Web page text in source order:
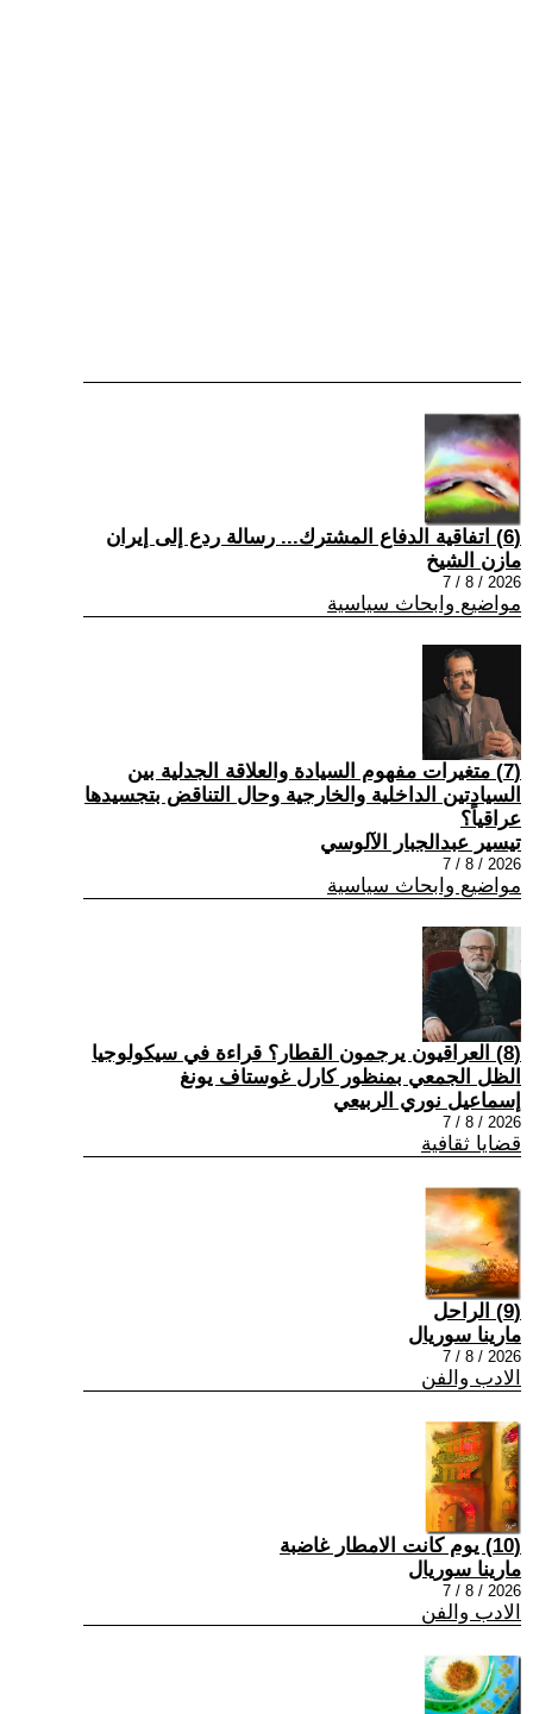
(6) اتفاقية الدفاع المشترك... رسالة ردع إلى إيران
مازن الشيخ
2026 / 8 / 7
مواضيع وابحاث سياسية
(7) متغيرات مفهوم السيادة والعلاقة الجدلية بين
السيادتين الداخلية والخارجية وحال التناقض بتجسيدها
عراقياً؟
تيسير عبدالجبار الآلوسي
2026 / 8 / 7
مواضيع وابحاث سياسية
(8) العراقيون يرجمون القطار؟ قراءة في سيكولوجيا
الظل الجمعي بمنظور كارل غوستاف يونغ
إسماعيل نوري الربيعي
2026 / 8 / 7
قضايا ثقافية
(9) الراحل
مارينا سوريال
2026 / 8 / 7
الادب والفن
(10) يوم كانت الامطار غاضبة
مارينا سوريال
2026 / 8 / 7
الادب والفن